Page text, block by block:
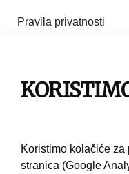
Pravila privatnosti
Pravila korištenja
Koristimo kolačiće
stranica (Google